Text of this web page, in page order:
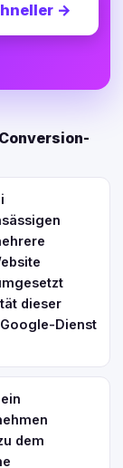
→
dieser
Dienst
dem